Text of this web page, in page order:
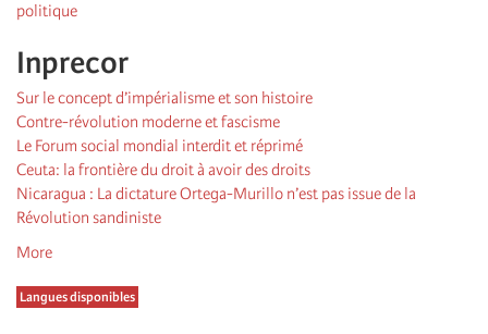
politique
Inprecor
Sur le concept d’impérialisme et son histoire
Contre-révolution moderne et fascisme
Le Forum social mondial interdit et réprimé
Ceuta: la frontière du droit à avoir des droits
Nicaragua : La dictature Ortega-Murillo n’est pas issue de la
Révolution sandiniste
More
Langues disponibles